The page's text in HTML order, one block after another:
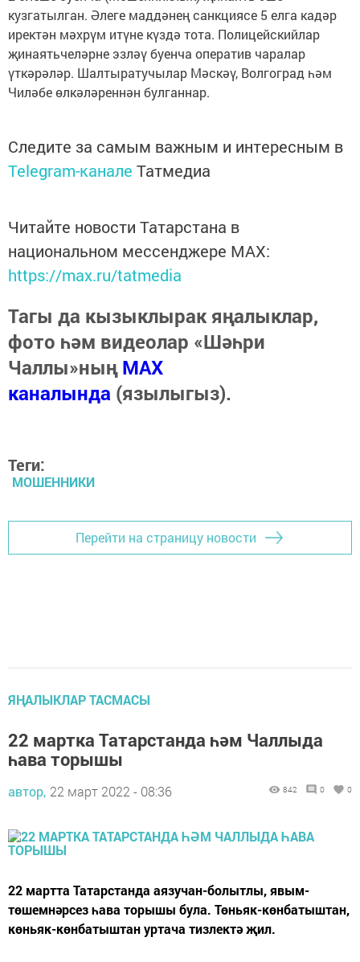
кузгатылган. Әлеге маддәнең санкциясе 5 елга кадәр
иректән мәхрүм итүне күздә тота. Полицейскийлар
җинаятьчеләрне эзләү буенча оператив чаралар
үткәрәләр. Шалтыратучылар Мәскәү, Волгоград һәм
Чиләбе өлкәләреннән булганнар.
Следите за самым важным и интересным в
Telegram-канале Татмедиа
Читайте новости Татарстана в
национальном мессенджере MАХ:
https://max.ru/tatmedia
Тагы да кызыклырак яңалыклар,
фото һәм видеолар «Шәһри
Чаллы»ныңMAX
каналында (язылыгыз).
Теги:
МОШЕННИКИ
Перейти на страницу новости
ЯҢАЛЫКЛАР ТАСМАСЫ
22 мартка Татарстанда һәм Чаллыда
һава торышы
автор, 22 март 2022 - 08:36 842 0 0
22 мартта Татарстанда аязучан-болытлы, явым-
төшемнәрсез һава торышы була. Төньяк-көнбатыштан,
көньяк-көнбатыштан уртача тизлектә җил.